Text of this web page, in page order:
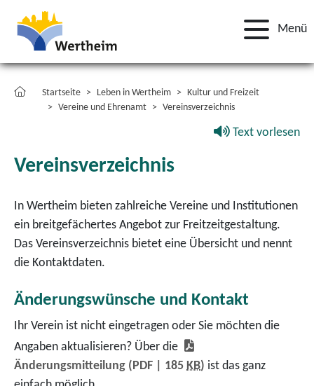
Menü
Startseite Leben in Wertheim
Kultur und Freizeit
Vereine und Ehrenamt
Vereinsverzeichnis
Text vorlesen
Vereinsverzeichnis
In Wertheim bieten zahlreiche Vereine und Institutionen
ein breitgefächertes Angebot zur Freitzeitgestaltung.
Das Vereinsverzeichnis bietet eine Übersicht und nennt
die Kontaktdaten.
Änderungswünsche und Kontakt
Ihr Verein ist nicht eingetragen oder Sie möchten die
Angaben aktualisieren? Über die
Änderungsmitteilung (PDF | 185 KB) ist das ganz